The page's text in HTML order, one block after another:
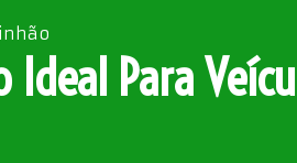
Ideal Para